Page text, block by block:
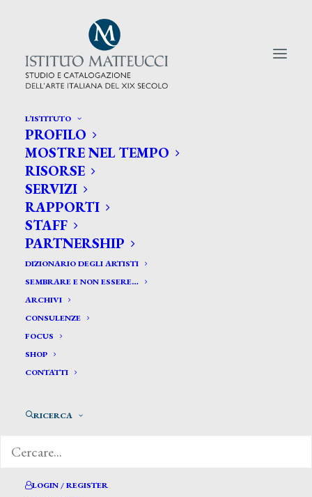
L’ISTITUTO
PROFILO
MOSTRE NEL TEMPO
RISORSE
SERVIZI
RAPPORTI
STAFF
PARTNERSHIP
DIZIONARIO DEGLI ARTISTI
SEMBRARE E NON ESSERE…
ARCHIVI
CONSULENZE
FOCUS
SHOP
CONTATTI
RICERCA
LOGIN / REGISTER
CERCA TRA GLI ARTISTI:
Search
for: